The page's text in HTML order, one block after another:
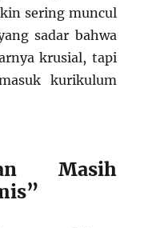
sering muncul
sadar bahwa
krusial, tapi
kurikulum
Masih